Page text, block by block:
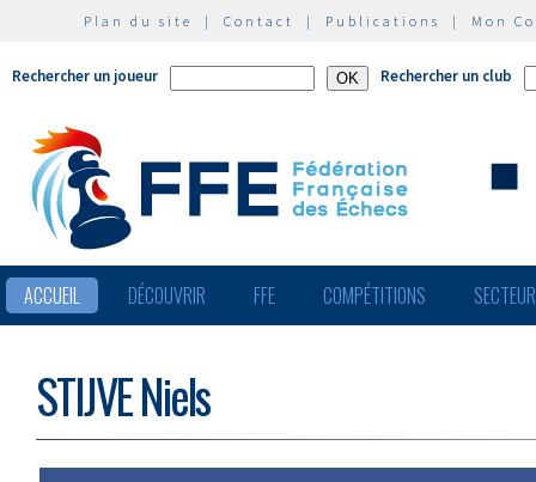
Plan du site | Contact | Publications | Mon
Rechercher un joueur Rechercher un club
ACCUEIL DÉCOUVRIR FFE COMPÉTITIONS
STIJVE Niels